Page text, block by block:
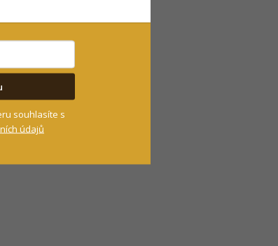
souhlasíte s
údajů